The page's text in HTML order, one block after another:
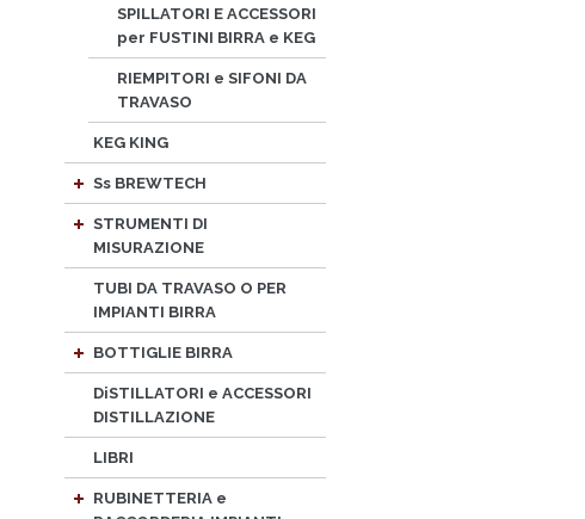
SPILLATORI E ACCESSORI
per FUSTINI BIRRA e KEG
RIEMPITORI e SIFONI DA
TRAVASO
KEG KING
Ss BREWTECH
STRUMENTI DI
MISURAZIONE
TUBI DA TRAVASO O PER
IMPIANTI BIRRA
BOTTIGLIE BIRRA
DiSTILLATORI e ACCESSORI
DISTILLAZIONE
LIBRI
RUBINETTERIA e